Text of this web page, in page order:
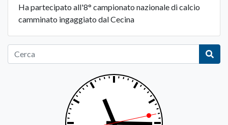
Ha partecipato all'8° campionato nazionale di calcio
camminato ingaggiato dal Cecina